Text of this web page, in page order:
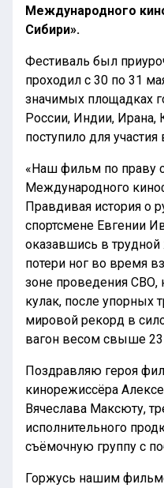
Международного
Сибири».
Фестиваль был
проходил с 30 по 31
значимых площадках
России, Индии, Ирана,
поступило для
«Наш фильм по праву
Международного
Правдивая история о
спортсмене Евгении
оказавшись в трудной
потери ног во время
зоне проведения СВО,
кулак, после упорных
мировой рекорд в
вагон весом свыше 23
Поздравляю героя
кинорежиссёра
Вячеслава Максюту,
исполнительного
съёмочную группу с
Горжусь нашим